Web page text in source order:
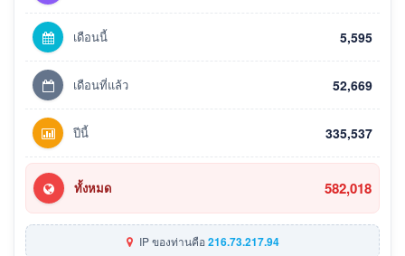
เดือนนี้ 5,595
เดือนที่แล้ว 52,669
ปีนี้ 335,537
ทั้งหมด 582,018
IP ของท่านคือ216.73.217.94